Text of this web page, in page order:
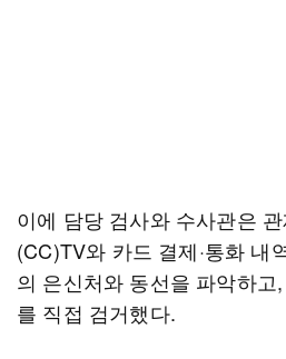
이에 담당 검사와 수사관은
(CC)TV와 카드 결제·통화 내
의 은신처와 동선을 파악하
를 직접 검거했다.